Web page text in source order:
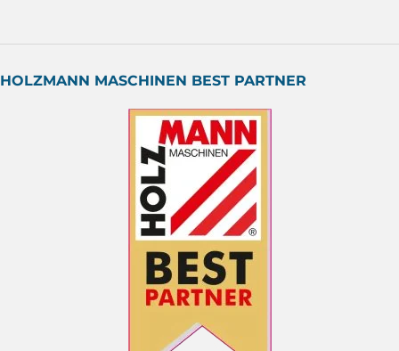
HOLZMANN MASCHINEN BEST PARTNER